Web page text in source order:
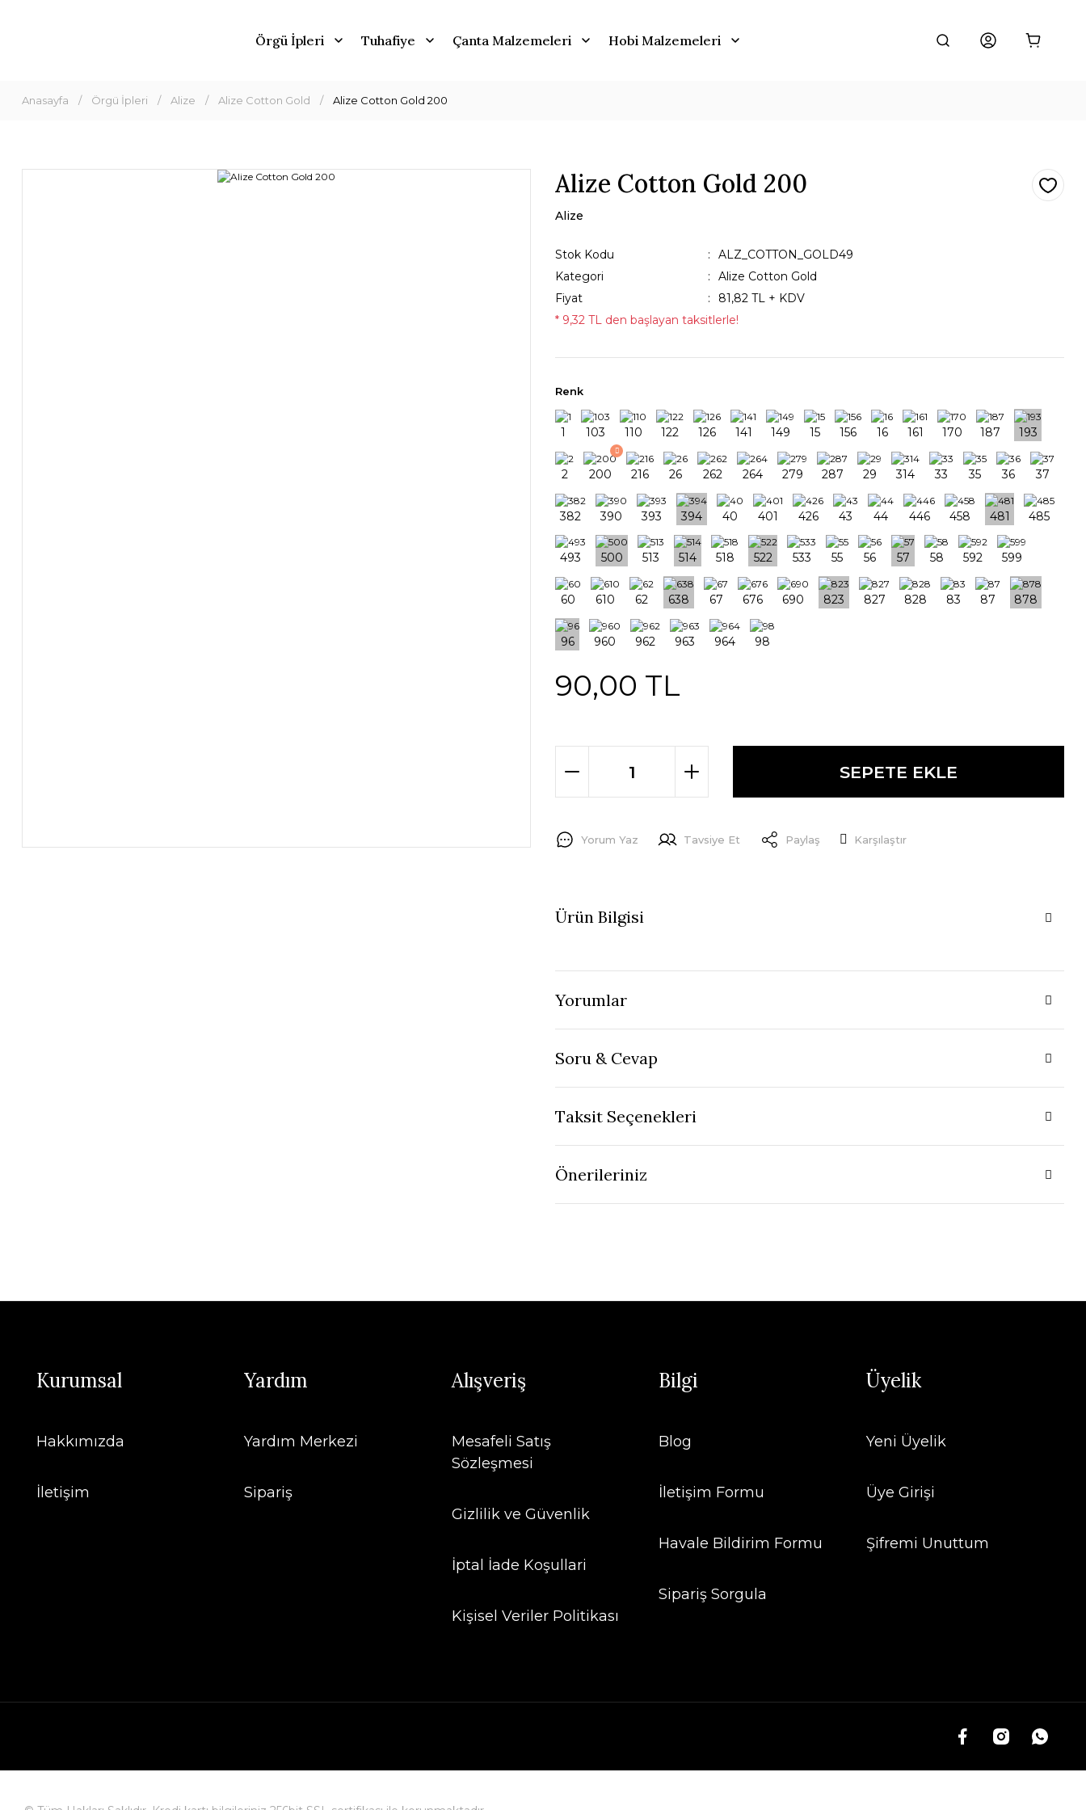
Örgü İpleri Tuhafiye Çanta Malzemeleri Hobi Malzemeleri
Anasayfa Örgü İpleri Alize Alize Cotton Gold Alize Cotton Gold 200
Alize Cotton Gold 200
Alize
Stok Kodu
ALZ_COTTON_GOLD49
Kategori
Alize Cotton Gold
Fiyat
81,82 TL + KDV
* 9,32 TL den başlayan taksitlerle!
Renk
90,00 TL
SEPETE EKLE
Yorum Yaz Tavsiye Et Paylaş Karşılaştır
Ürün Bilgisi
Yorumlar
Soru & Cevap
Taksit Seçenekleri
Önerileriniz
Kurumsal
Hakkımızda
İletişim
Yardım
Yardım Merkezi
Sipariş
Alışveriş
Mesafeli Satış
Sözleşmesi
Gizlilik ve Güvenlik
İptal İade Koşullari
Kişisel Veriler Politikası
Bilgi
Blog
İletişim Formu
Havale Bildirim Formu
Sipariş Sorgula
Üyelik
Yeni Üyelik
Üye Girişi
Şifremi Unuttum